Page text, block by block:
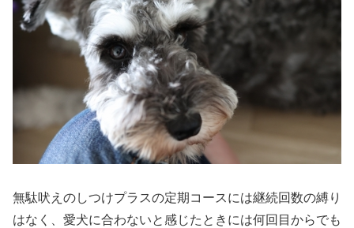
無駄吠えのしつけプラスの定期コースには継続回数の縛り
はなく、愛犬に合わないと感じたときには何回目からでも